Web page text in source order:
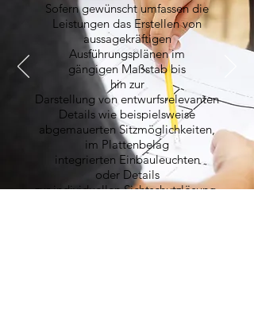
Sofern gewünscht umfassen die
Leistungen das Erstellen von
aussagekräftigen
Ausführungsplänen im
gängigen Maßstab bis
hin zur
Darstellung von entwurfsrelevanten
Details wie beispielsweise
abgemauerten Sitzmöglichkeiten,
im Plattenbelag
integrierten Einbauleuchten
oder Details
zur individuellenSichtschutzlösung.